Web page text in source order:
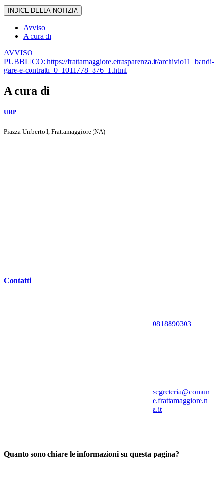
INDICE DELLA NOTIZIA
Avviso
A cura di
AVVISO
PUBBLICO: https://frattamaggiore.etrasparenza.it/archivio11_bandi-
gare-e-contratti_0_1011778_876_1.html
A cura di
URP
Piazza Umberto I, Frattamaggiore (NA)
Contatti
0818890303
segreteria@comun
e.frattamaggiore.n
a.it
Quanto sono chiare le informazioni su questa pagina?